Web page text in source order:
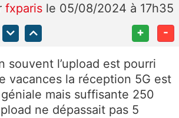
fxparis le 05/08/2024 à 17h35
+ -
souvent l’upload est pourri
vacances la réception 5G est
mais suffisante 250
ne dépassait pas 5